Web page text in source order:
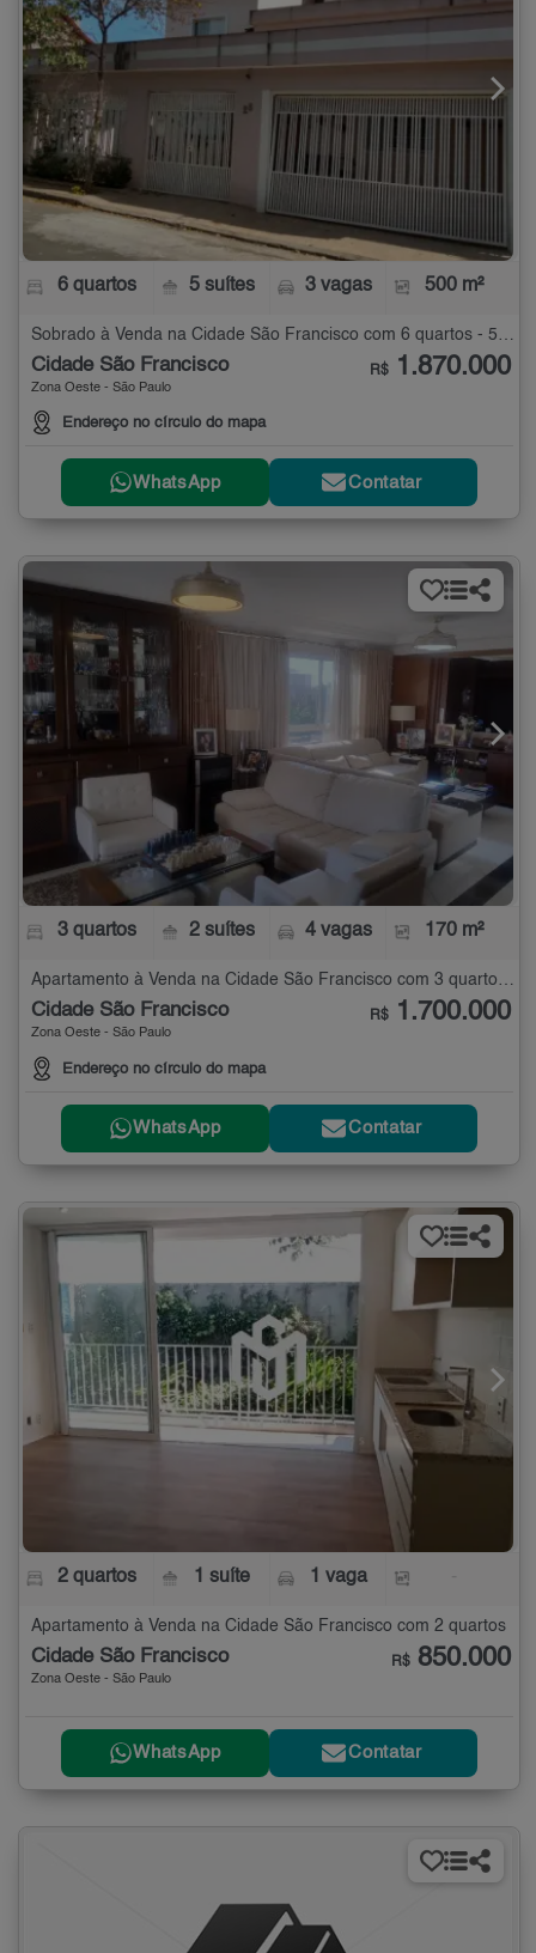
6 quartos 5 suítes 3 vagas 500 m²
Sobrado à Venda na Cidade São Francisco com 6 quartos - 500 m²
Cidade São Francisco
Zona Oeste - São Paulo
Endereço no círculo do mapa
R$ 1.870.000
WhatsApp Contatar
3 quartos 2 suítes 4 vagas 170 m²
Apartamento à Venda na Cidade São Francisco com 3 quartos - 170 m²
Cidade São Francisco
Zona Oeste - São Paulo
Endereço no círculo do mapa
R$ 1.700.000
WhatsApp Contatar
2 quartos 1 suíte 1 vaga
Apartamento à Venda na Cidade São Francisco com 2 quartos
Cidade São Francisco
Zona Oeste - São Paulo
R$ 850.000
WhatsApp Contatar